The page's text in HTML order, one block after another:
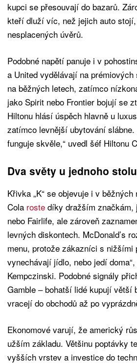
kupci se přesouvají do bazarů.
kteří dluží víc, než jejich auto
nesplacených úvěrů.
Podobné napětí panuje i v
a United vydělávají na
na běžných letech, zatímco
jako Spirit nebo Frontier bojují se
Hiltonu hlásí úspěch hlavně u
zatímco levnější ubytování slábne.
funguje skvěle,“ uvedl šéf Hiltonu
Dva světy u jednoho stolu
Křivka „K“ se objevuje i v
Cola roste díky dražším značkám,
nebo Fairlife, ale zároveň
levných diskontech. McDonald’s
menu, protože zákazníci s nižšími
vynechávají jídlo, nebo jedí
Kempczinski. Podobné signály
Gamble – bohatší lidé kupují větší
vracejí do obchodů až po
Ekonomové varují, že americký
užším základu. Většinu poptávky
vyšších vrstev a investice do